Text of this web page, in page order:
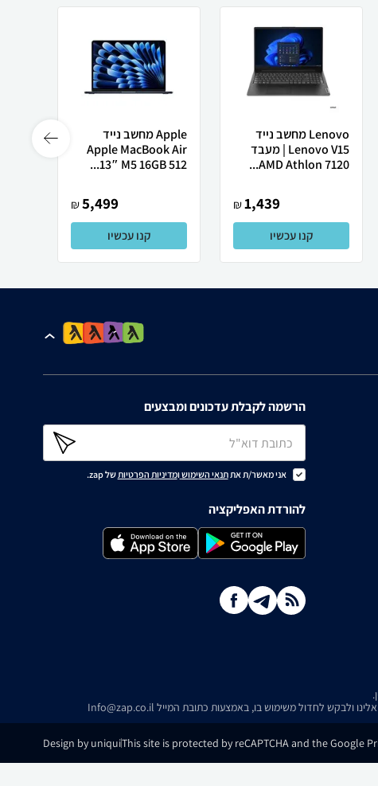
Lenovo מחשב נייד
Lenovo V15 | מעבד
AMD Athlon 7120...
1,439
₪
קנו עכשיו
Apple מחשב נייד
Apple MacBook Air
13″ M5 ‎16GB 512...
5,499
₪
קנו עכשיו
הרשמה לקבלת עדכונים ומבצעים
אני מאשר/ת אתתנאי השימושומדיניות הפרטיותשל zap.
להורדת האפליקציה
ולבקש לחדול משימוש בו, באמצעות כתובת המייל Info@zap.co.il
This site is protected by reCAPTCHA and the Google
Design by uniqui